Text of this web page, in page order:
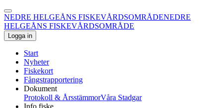
NEDRE HELGEÅNS FISKEVÅRDSOMRÅDENEDRE
HELGEÅNS FISKEVÅRDSOMRÅDE
Logga in
Start
Nyheter
Fiskekort
Fångstrapportering
Dokument
Protokoll & ÅrsstämmorVåra Stadgar
Info fiske